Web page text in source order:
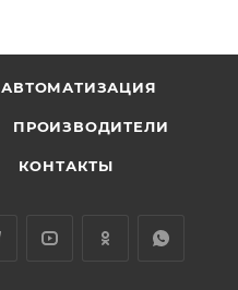
АВТОМАТИЗАЦИЯ
ПРОИЗВОДИТЕЛИ
КОНТАКТЫ